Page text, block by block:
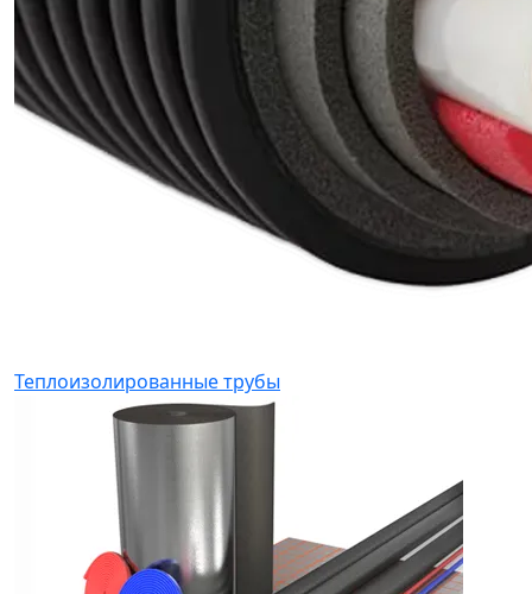
Теплоизолированные трубы